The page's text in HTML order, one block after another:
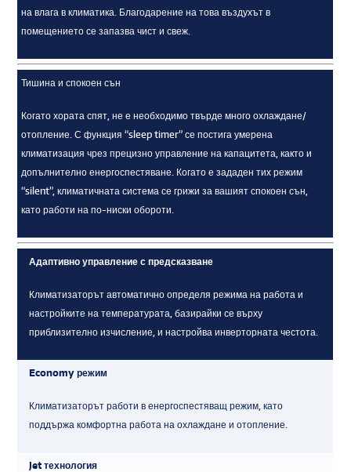
на влага в климатика. Благодарение на това въздухът в
помещението се запазва чист и свеж.
Тишина и спокоен сън
Когато хората спят, не е необходимо твърде много охлаждане/
отопление. С функция “sleep timer” се постига умерена
климатизация чрез прецизно управление на капацитета, както и
допълнително енергоспестяване. Когато е зададен тих режим
“silent”, климатичната система се грижи за вашият спокоен сън,
като работи на по-ниски обороти.
Адаптивно управление с предсказване
Климатизаторът автоматично определя режима на работа и
настройките на температурата, базирайки се върху
приблизително изчисление, и настройва инверторната честота.
Economy режим
Климатизаторът работи в енергоспестяващ режим, като
поддържа комфортна работа на охлаждане и отопление.
Jet технология